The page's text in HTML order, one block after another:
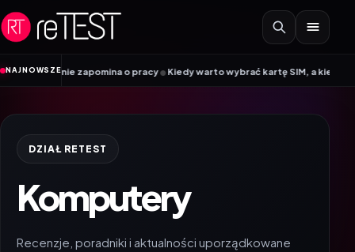
Przejdź do treści
NAJNOWSZE
o pracy•Kiedy warto wybrać kartę SIM, a kiedy kartę eSIM? Poradnik
DZIAŁ RETEST
Komputery
Recenzje, poradniki i aktualności uporządkowane